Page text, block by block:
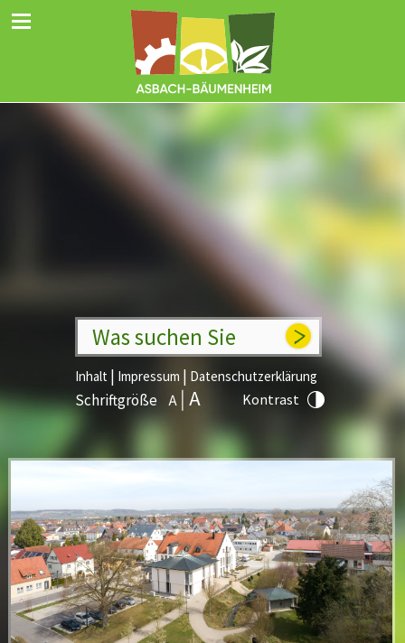
Was suchen Sie
Inhalt | Impressum | Datenschutzerklärung
Schriftgröße Kontrast